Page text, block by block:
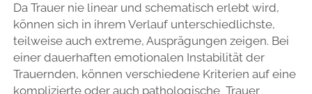
Da Trauer nie linear und schematisch erlebt wird,
können sich in ihrem Verlauf unterschiedlichste,
teilweise auch extreme, Ausprägungen zeigen. Bei
einer dauerhaften emotionalen Instabilität der
Trauernden, können verschiedene Kriterien auf eine
komplizierte oder auch pathologische Trauer